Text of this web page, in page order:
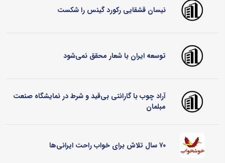
نیسان قشقایی رکورد گینس را شکست
توسعه ایران با شعار محقق نمی‌شود
آراد چوب با گارانتی بی‌قید و شرط در نمایشگاه صنعت
مبلمان
۷۰ سال تلاش برای خواب راحت ایرانی‌ها